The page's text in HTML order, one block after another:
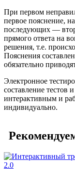
При первом
первое пояснение,
последующих —
прямого ответа на
решения, т.е.
Пояснения
обязательно
Электронное
составление тестов
интерактивным и
индивидуально.